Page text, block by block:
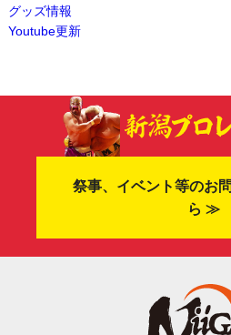
グッズ情報
Youtube更新
祭事、イベント等のお
ら ≫